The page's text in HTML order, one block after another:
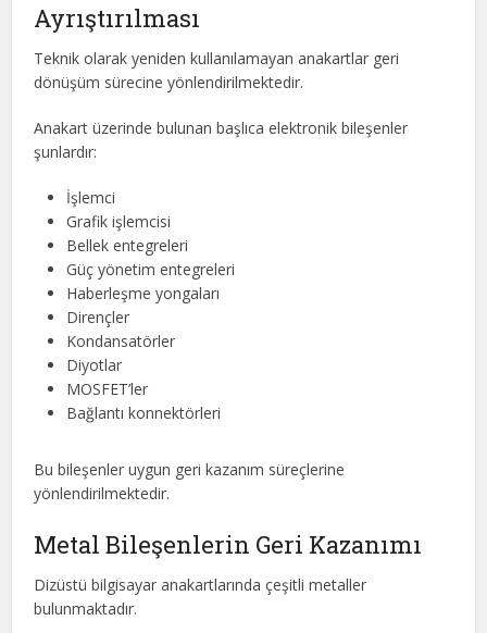
Ayrıştırılması
Teknik olarak yeniden kullanılamayan anakartlar geri
dönüşüm sürecine yönlendirilmektedir.
Anakart üzerinde bulunan başlıca elektronik bileşenler
şunlardır:
İşlemci
Grafik işlemcisi
Bellek entegreleri
Güç yönetim entegreleri
Haberleşme yongaları
Dirençler
Kondansatörler
Diyotlar
MOSFET’ler
Bağlantı konnektörleri
Bu bileşenler uygun geri kazanım süreçlerine
yönlendirilmektedir.
Metal Bileşenlerin Geri Kazanımı
Dizüstü bilgisayar anakartlarında çeşitli metaller
bulunmaktadır.